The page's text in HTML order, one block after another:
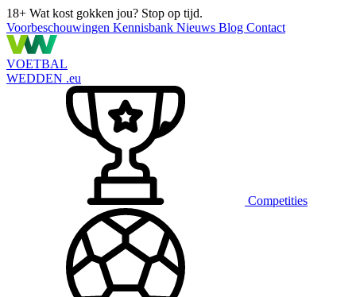
18+ Wat kost gokken jou? Stop op tijd.
Voorbeschouwingen Kennisbank Nieuws Blog Contact
VOETBAL
WEDDEN .eu
Competities